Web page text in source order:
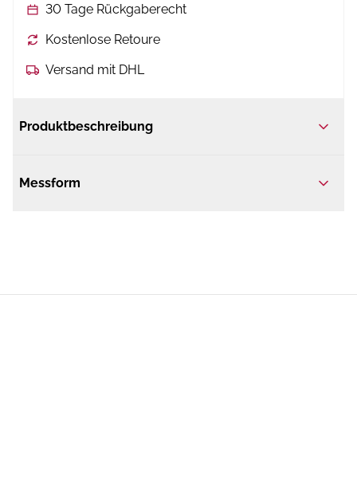
30 Tage Rückgaberecht
Kostenlose Retoure
Versand mit DHL
Produktbeschreibung
Messform